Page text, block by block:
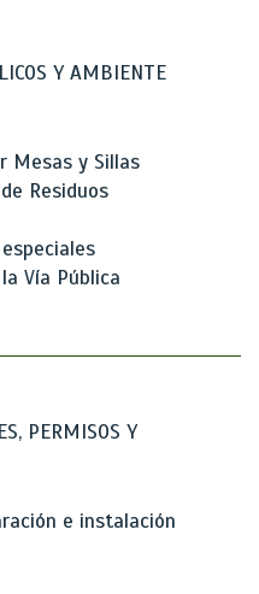
Y AMBIENTE
Mesas y Sillas
Residuos
Vía Pública
PERMISOS Y
e instalación